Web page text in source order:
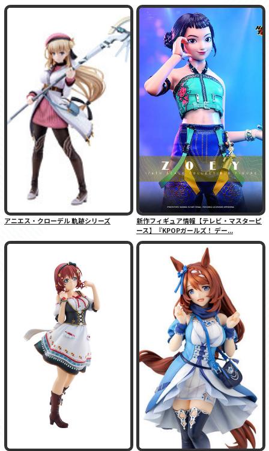
アニエス・クローデル 軌跡シリーズ
新作フィギュア情報【テレビ・マスターピ
ース】『KPOPガールズ！ デー...